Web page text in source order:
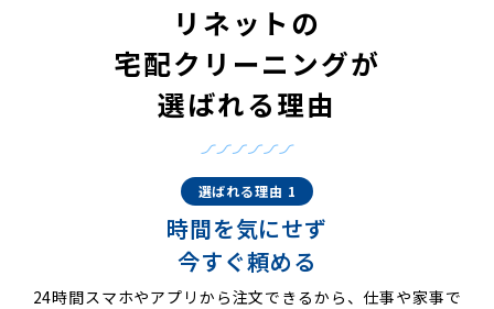
リネットの
宅配クリーニングが
選ばれる理由
選ばれる理由 1
時間を気にせず
今すぐ頼める
24時間スマホやアプリから注文できるから、仕事や家事で